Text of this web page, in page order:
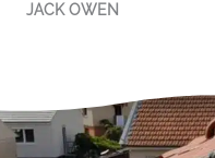
u
JACK OWEN